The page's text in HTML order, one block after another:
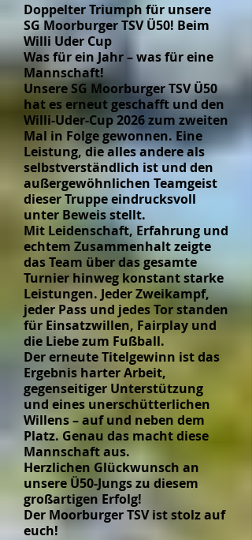
Doppelter Triumph für unsere
SG Moorburger TSV Ü50! Beim
Willi Uder Cup
Was für ein Jahr – was für eine
Mannschaft!
Unsere SG Moorburger TSV Ü50
hat es erneut geschafft und den
Willi-Uder-Cup 2026 zum zweiten
Mal in Folge gewonnen. Eine
Leistung, die alles andere als
selbstverständlich ist und den
außergewöhnlichen Teamgeist
dieser Truppe eindrucksvoll
unter Beweis stellt.
Mit Leidenschaft, Erfahrung und
echtem Zusammenhalt zeigte
das Team über das gesamte
Turnier hinweg konstant starke
Leistungen. Jeder Zweikampf,
jeder Pass und jedes Tor standen
für Einsatzwillen, Fairplay und
die Liebe zum Fußball.
Der erneute Titelgewinn ist das
Ergebnis harter Arbeit,
gegenseitiger Unterstützung
und eines unerschütterlichen
Willens – auf und neben dem
Platz. Genau das macht diese
Mannschaft aus.
Herzlichen Glückwunsch an
unsere Ü50-Jungs zu diesem
großartigen Erfolg!
Der Moorburger TSV ist stolz auf
euch!